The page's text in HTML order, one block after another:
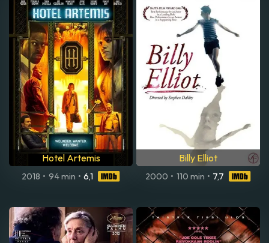
Hotel Artemis
2018 • 94 min • 6,1
Billy Elliot
2000 • 110 min • 7,7